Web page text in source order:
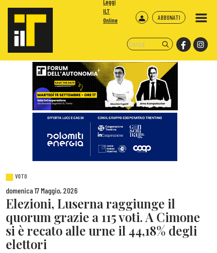
ABBONATI
Leggi
ILT
Online
VOTO
domenica 17 Maggio, 2026
Elezioni, Luserna raggiunge il
quorum grazie a 115 voti. A Cimone
si è recato alle urne il 44,18% degli
elettori